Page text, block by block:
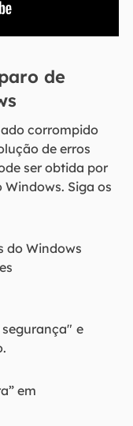
de
corrompido
de erros
ser obtida por
Siga os
do Windows
e
em